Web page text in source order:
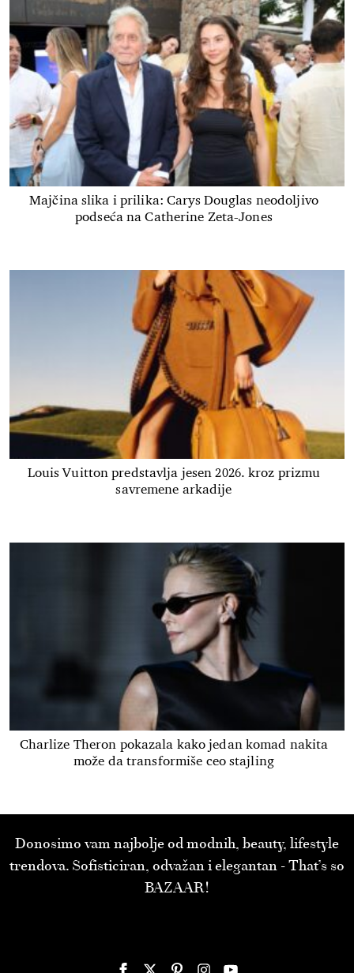
Majčina slika i prilika: Carys Douglas neodoljivo
podseća na Catherine Zeta-Jones
Louis Vuitton predstavlja jesen 2026. kroz prizmu
savremene arkadije
Charlize Theron pokazala kako jedan komad nakita
može da transformiše ceo stajling
Donosimo vam najbolje od modnih, beauty, lifestyle
trendova. Sofisticiran, odvažan i elegantan - That’s so
BAZAAR!